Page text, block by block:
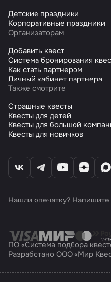
Детские праздники
Корпоративные праздники
Организаторам
Добавить квест
Система бронирования
Как стать партнером
Личный кабинет партнера
Также смотрите
Страшные квесты
Квесты для детей
Квесты для большой
Квесты для новичков
Нашли опечатку?
ПО «Система подбора
Разработано ООО «Мир